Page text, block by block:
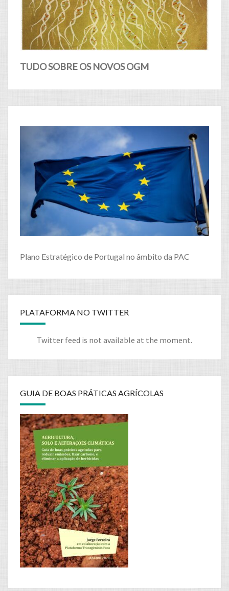
TUDO SOBRE OS NOVOS OGM
Plano Estratégico de Portugal no âmbito da PAC
PLATAFORMA NO TWITTER
Twitter feed is not available at the moment.
GUIA DE BOAS PRÁTICAS AGRÍCOLAS